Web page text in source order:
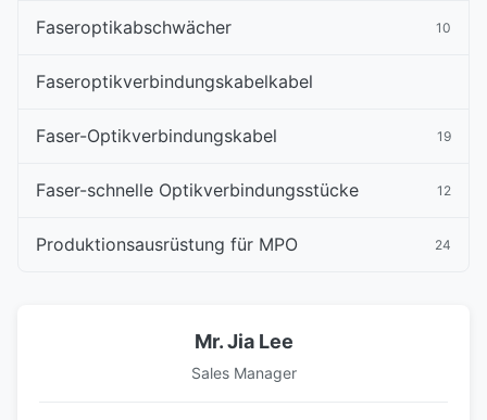
Faseroptikabschwächer 10
Faseroptikverbindungskabelkabel
Faser-Optikverbindungskabel 19
Faser-schnelle Optikverbindungsstücke 12
Produktionsausrüstung für MPO 24
Mr. Jia Lee
Sales Manager